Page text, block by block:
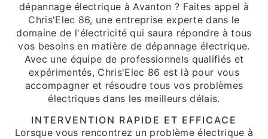
dépannage électrique à Avanton ? Faites appel à
Chris'Elec 86, une entreprise experte dans le
domaine de l'électricité qui saura répondre à tous
vos besoins en matière de dépannage électrique.
Avec une équipe de professionnels qualifiés et
expérimentés, Chris'Elec 86 est là pour vous
accompagner et résoudre tous vos problèmes
électriques dans les meilleurs délais.
INTERVENTION RAPIDE ET EFFICACE
Lorsque vous rencontrez un problème électrique à